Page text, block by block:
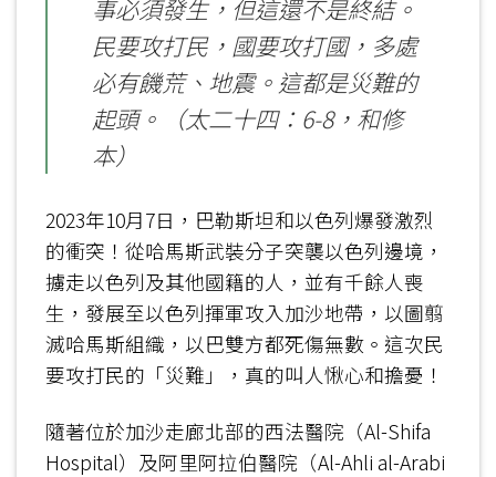
事必須發生，但這還不是終結。
民要攻打民，國要攻打國，多處
必有饑荒、地震。這都是災難的
起頭。（太二十四：6-8，和修
本）
2023年10月7日，巴勒斯坦和以色列爆發激烈
的衝突！從哈馬斯武裝分子突襲以色列邊境，
擄走以色列及其他國籍的人，並有千餘人喪
生，發展至以色列揮軍攻入加沙地帶，以圖翦
滅哈馬斯組織，以巴雙方都死傷無數。這次民
要攻打民的「災難」，真的叫人愀心和擔憂！
隨著位於加沙走廊北部的西法醫院（Al-Shifa
Hospital）及阿里阿拉伯醫院（Al-Ahli al-Arabi